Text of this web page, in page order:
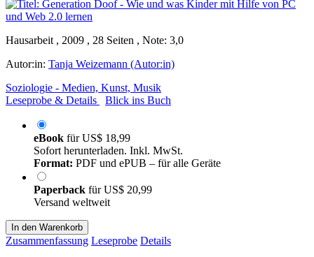
Hausarbeit , 2009 , 28 Seiten , Note: 3,0
Autor:in: Tanja Weizemann (Autor:in)
Soziologie - Medien, Kunst, Musik
Leseprobe & Details
Blick ins Buch
eBook fürUS$ 18,99
Sofort herunterladen. Inkl. MwSt.
Format: PDF und ePUB – für alle Geräte
Paperback fürUS$ 20,99
Versand weltweit
In den Warenkorb
Zusammenfassung Leseprobe Details